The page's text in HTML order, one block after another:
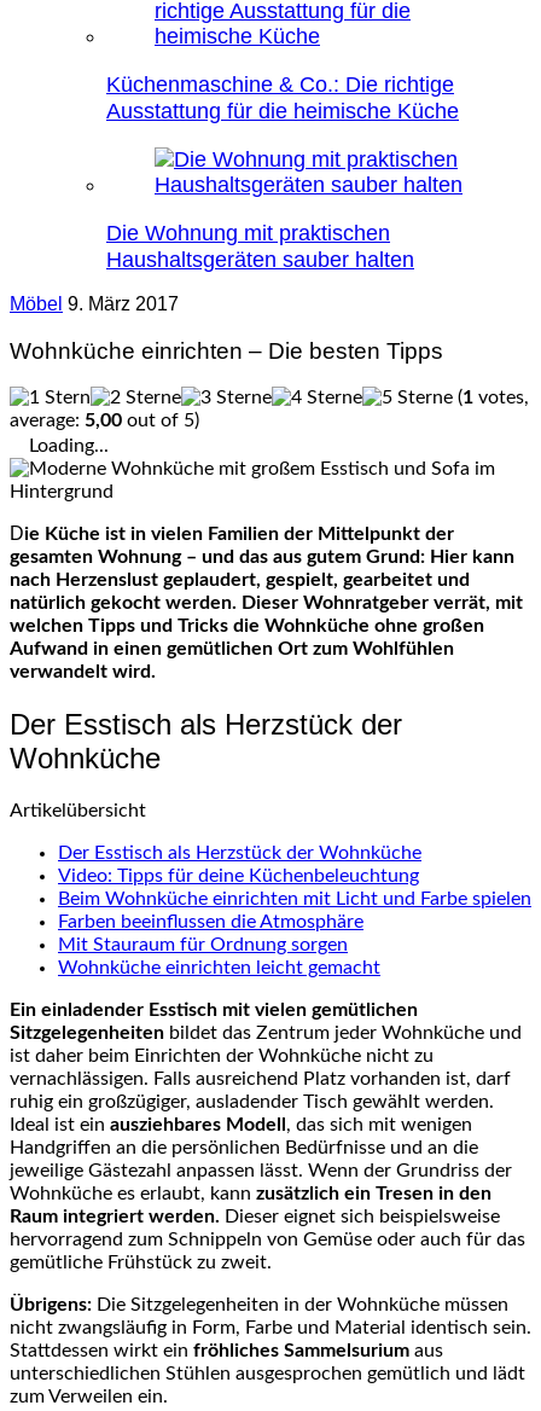
Küchenmaschine & Co.: Die richtige
Ausstattung für die heimische Küche
Die Wohnung mit praktischen
Haushaltsgeräten sauber halten
Möbel 9. März 2017
Wohnküche einrichten – Die besten Tipps
(1 votes,
average: 5,00 out of 5)
Loading...
Die Küche ist in vielen Familien der Mittelpunkt der
gesamten Wohnung – und das aus gutem Grund: Hier kann
nach Herzenslust geplaudert, gespielt, gearbeitet und
natürlich gekocht werden. Dieser Wohnratgeber verrät, mit
welchen Tipps und Tricks die Wohnküche ohne großen
Aufwand in einen gemütlichen Ort zum Wohlfühlen
verwandelt wird.
Der Esstisch als Herzstück der
Wohnküche
Artikelübersicht
Der Esstisch als Herzstück der Wohnküche
Video: Tipps für deine Küchenbeleuchtung
Beim Wohnküche einrichten mit Licht und Farbe spielen
Farben beeinflussen die Atmosphäre
Mit Stauraum für Ordnung sorgen
Wohnküche einrichten leicht gemacht
Ein einladender Esstisch mit vielen gemütlichen
Sitzgelegenheiten bildet das Zentrum jeder Wohnküche und
ist daher beim Einrichten der Wohnküche nicht zu
vernachlässigen. Falls ausreichend Platz vorhanden ist, darf
ruhig ein großzügiger, ausladender Tisch gewählt werden.
Ideal ist ein ausziehbares Modell , das sich mit wenigen
Handgriffen an die persönlichen Bedürfnisse und an die
jeweilige Gästezahl anpassen lässt. Wenn der Grundriss der
Wohnküche es erlaubt, kann zusätzlich ein Tresen in den
Raum integriert werden. Dieser eignet sich beispielsweise
hervorragend zum Schnippeln von Gemüse oder auch für das
gemütliche Frühstück zu zweit.
Übrigens: Die Sitzgelegenheiten in der Wohnküche müssen
nicht zwangsläufig in Form, Farbe und Material identisch sein.
Stattdessen wirkt ein fröhliches Sammelsurium aus
unterschiedlichen Stühlen ausgesprochen gemütlich und lädt
zum Verweilen ein.